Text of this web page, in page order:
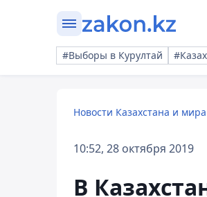
#Выборы в Курултай
Новости Казахстана и
10:52, 28 октября 2019
В